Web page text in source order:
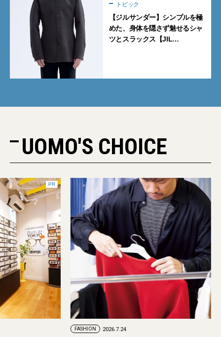
トピック
【ジルサンダー】シンプルを極
めた、身体を隠さず魅せるシャ
ツとスラックス【JIL
UOMO'S CHOICE
PR
FASHION 2026.7.24